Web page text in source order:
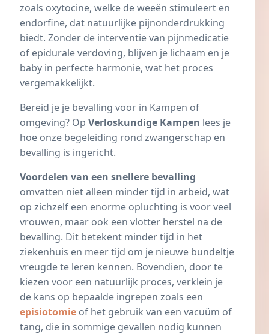
zoals oxytocine, welke de weeën stimuleert en
endorfine, dat natuurlijke pijnonderdrukking
biedt. Zonder de interventie van pijnmedicatie
of epidurale verdoving, blijven je lichaam en je
baby in perfecte harmonie, wat het proces
vergemakkelijkt.
Bereid je je bevalling voor in Kampen of
omgeving? Op Verloskundige Kampen lees je
hoe onze begeleiding rond zwangerschap en
bevalling is ingericht.
Voordelen van een snellere bevalling
omvatten niet alleen minder tijd in arbeid, wat
op zichzelf een enorme opluchting is voor veel
vrouwen, maar ook een vlotter herstel na de
bevalling. Dit betekent minder tijd in het
ziekenhuis en meer tijd om je nieuwe bundeltje
vreugde te leren kennen. Bovendien, door te
kiezen voor een natuurlijk proces, verklein je
de kans op bepaalde ingrepen zoals een
episiotomie of het gebruik van een vacuüm of
tang, die in sommige gevallen nodig kunnen